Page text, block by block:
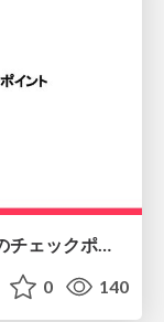
安定経営を実現するための経営管理のチェックポイント
0 140